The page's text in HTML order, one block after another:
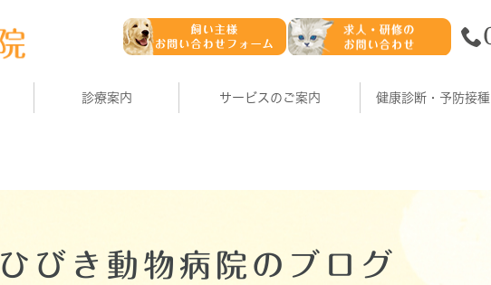
診療案内 サービスのご案内 健康診断・予防接種
ひびき動物病院のブログ